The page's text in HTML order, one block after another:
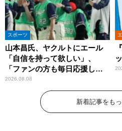
スポーツ
山本昌氏、ヤクルトにエール
「自信を持って欲しい」、
「ファンの方も毎日応援して
くれています」
2026.08.08
新着記事をも